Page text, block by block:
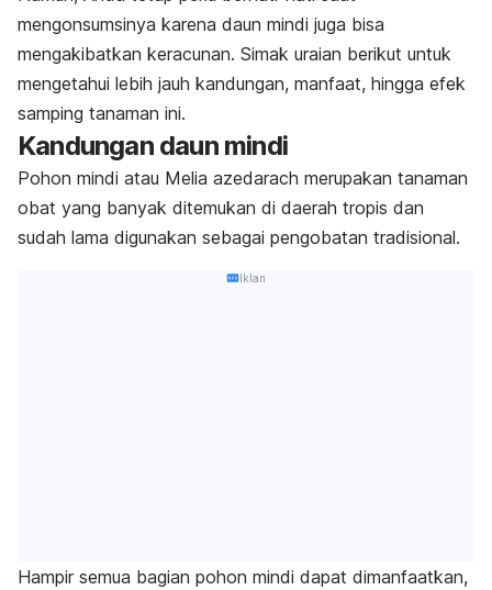
mengonsumsinya karena daun mindi juga bisa
mengakibatkan keracunan. Simak uraian berikut untuk
mengetahui lebih jauh kandungan, manfaat, hingga efek
samping tanaman ini.
Kandungan daun mindi
Pohon mindi atau Melia azedarach merupakan tanaman
obat yang banyak ditemukan di daerah tropis dan
sudah lama digunakan sebagai pengobatan tradisional.
Iklan
Hampir semua bagian pohon mindi dapat dimanfaatkan,